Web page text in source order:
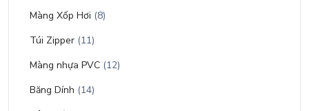
Màng Xốp Hơi (8)
Túi Zipper (11)
Màng nhựa PVC (12)
Băng Dính (14)